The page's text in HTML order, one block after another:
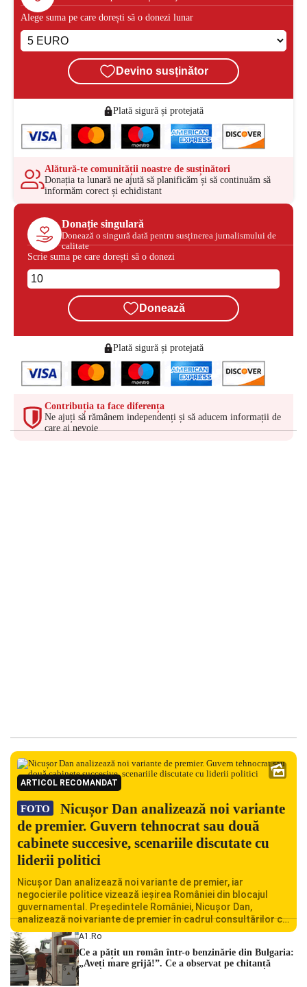
Alege suma pe care dorești să o donezi lunar
Devino susținător
Plată sigură și protejată
Alătură-te comunității noastre de susținători
Donația ta lunară ne ajută să planificăm și să continuăm să
informăm corect și echidistant
Donație singulară
Donează o singură dată pentru susținerea jurnalismului de
calitate
Scrie suma pe care dorești să o donezi
Donează
Plată sigură și protejată
Contribuția ta face diferența
Ne ajuți să rămânem independenți și să aducem informații de
care ai nevoie
ARTICOL RECOMANDAT
FOTO
Nicușor Dan analizează noi variante
de premier. Guvern tehnocrat sau două
cabinete succesive, scenariile discutate cu
liderii politici
Nicușor Dan analizează noi variante de premier, iar
negocierile politice vizează ieșirea României din blocajul
guvernamental. Președintele României, Nicușor Dan,
analizează noi variante de premier în cadrul consultărilor cu
liderii politici. Ciprian Ciucu vorbește despre scenariul unui
guvern tehnocrat și despre posibilitatea a două cabinete
succesive. Nicușor Dan analizează noi variante de premier
România traversează […]
A1.ro
Ce a pățit un român într-o benzinărie din Bulgaria:
„Aveți mare grijă!”. Ce a observat pe chitanță